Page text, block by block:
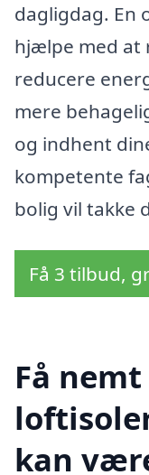
dagligdag. En
hjælpe med at
reducere
mere
og indhent
kompetente
bolig vil takke
Få 3 tilbud,
Få
kan